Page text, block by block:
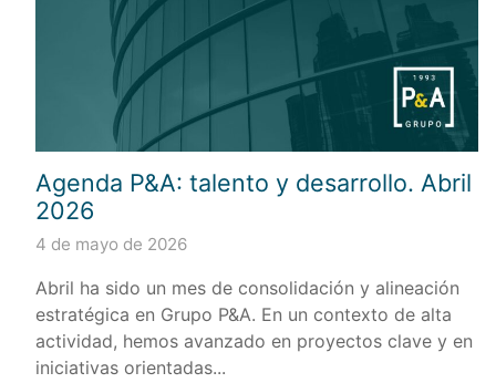
Agenda P&A: talento y desarrollo. Abril
2026
4 de mayo de 2026
Abril ha sido un mes de consolidación y alineación
estratégica en Grupo P&A. En un contexto de alta
actividad, hemos avanzado en proyectos clave y en
iniciativas orientadas...